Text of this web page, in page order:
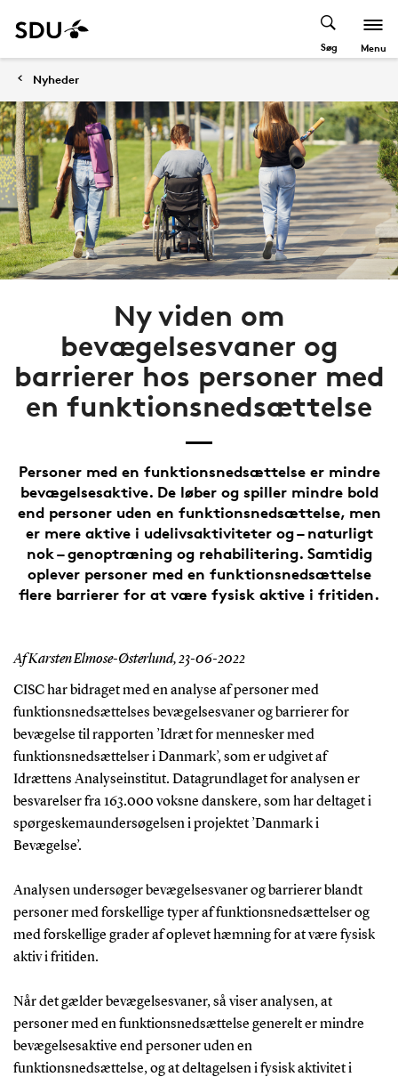
Søg Menu
Nyheder
Ny viden om
bevægelsesvaner og
barrierer hos personer med
en funktionsnedsættelse
Personer med en funktionsnedsættelse er mindre
bevægelsesaktive. De løber og spiller mindre bold
end personer uden en funktionsnedsættelse, men
er mere aktive i udelivsaktiviteter og – naturligt
nok – genoptræning og rehabilitering. Samtidig
oplever personer med en funktionsnedsættelse
flere barrierer for at være fysisk aktive i fritiden.
Af Karsten Elmose-Østerlund,23-06-2022
CISC har bidraget med en analyse af personer med
funktionsnedsættelses bevægelsesvaner og barrierer for
bevægelse til rapporten ’Idræt for mennesker med
funktionsnedsættelser i Danmark’, som er udgivet af
Idrættens Analyseinstitut. Datagrundlaget for analysen er
besvarelser fra 163.000 voksne danskere, som har deltaget i
spørgeskemaundersøgelsen i projektet ’Danmark i
Bevægelse’.
Analysen undersøger bevægelsesvaner og barrierer blandt
personer med forskellige typer af funktionsnedsættelser og
med forskellige grader af oplevet hæmning for at være fysisk
aktiv i fritiden.
Når det gælder bevægelsesvaner, så viser analysen, at
personer med en funktionsnedsættelse generelt er mindre
bevægelsesaktive end personer uden en
funktionsnedsættelse, og at deltagelsen i fysisk aktivitet i